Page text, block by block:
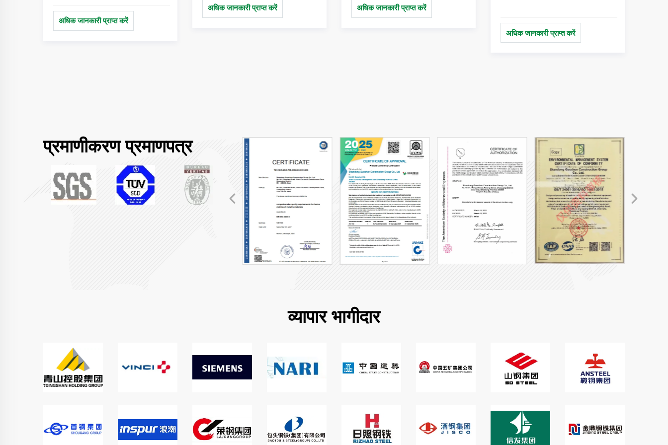
अधिक जानकारी प्राप्त करें
डाउनलोड करें।
अधिक जानकारी प्राप्त करें
देते हैं। पूरी विस्तृत जानकारी प्राप्त करें।
अधिक जानकारी प्राप्त करें
अधिक जानकारी प्राप्त करें
प्रमाणीकरण प्रमाणपत्र
व्यापार भागीदार